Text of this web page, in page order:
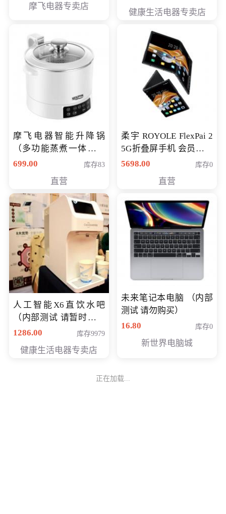
摩飞电器专卖店
健康生活电器专卖店
摩飞电器智能升降锅
（多功能蒸煮一体锅）
（智能升降养生锅） 会
699.00 库存83
直营
柔宇 ROYOLE FlexPai 2
5G折叠屏手机 会员专享
购买价格 4998元
5698.00 库存0
直营
人工智能X6直饮水吧
（内部测试 请暂时不要
购买）
1286.00 库存9979
健康生活电器专卖店
未来笔记本电脑 （内部
测试 请勿购买）
16.80
库存0
新世界电脑城
正在加载...